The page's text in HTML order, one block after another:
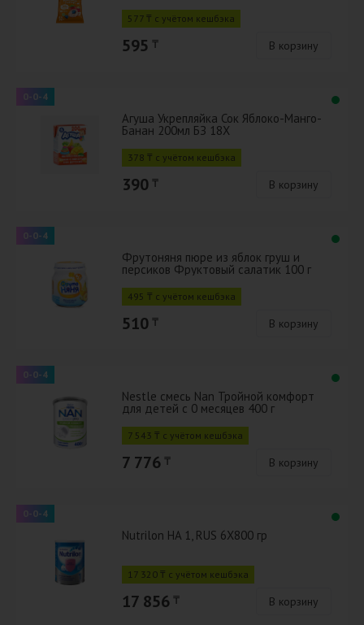
577 ₸ с учётом кешбэка
595 ₸ В корзину
0-0-4
Агуша Укрепляйка Сок Яблоко-Манго-
Банан 200мл БЗ 18Х
378 ₸ с учётом кешбэка
390 ₸ В корзину
0-0-4
Фрутоняня пюре из яблок груш и
персиков Фруктовый салатик 100 г
495 ₸ с учётом кешбэка
510 ₸ В корзину
0-0-4
Nestle смесь Nan Тройной комфорт
для детей с 0 месяцев 400 г
7 543 ₸ с учётом кешбэка
7 776 ₸ В корзину
0-0-4
Nutrilon HA 1, RUS 6X800 гр
17 320 ₸ с учётом кешбэка
17 856 ₸ В корзину